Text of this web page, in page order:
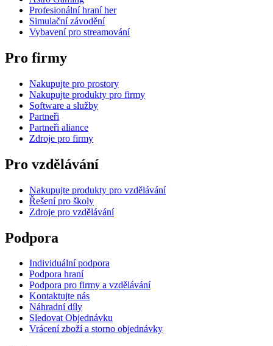
Profesionální hraní her
Simulační závodění
Vybavení pro streamování
Pro firmy
Nakupujte pro prostory
Nakupujte produkty pro firmy
Software a služby
Partneři
Partneři aliance
Zdroje pro firmy
Pro vzdělávání
Nakupujte produkty pro vzdělávání
Řešení pro školy
Zdroje pro vzdělávání
Podpora
Individuální podpora
Podpora hraní
Podpora pro firmy a vzdělávání
Kontaktujte nás
Náhradní díly
Sledovat Objednávku
Vrácení zboží a storno objednávky